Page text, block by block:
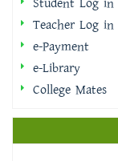
e-Library
College Mates
National Web